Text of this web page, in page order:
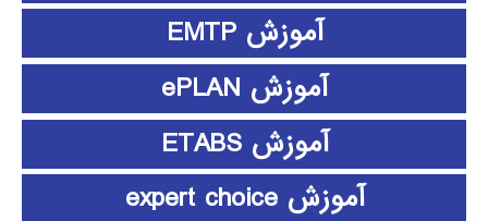
آموزش EMTP
آموزش ePLAN
آموزش ETABS
آموزش expert choice